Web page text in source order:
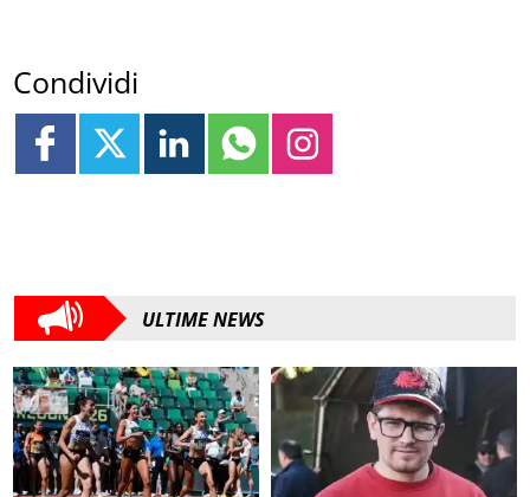
Condividi
ULTIME NEWS